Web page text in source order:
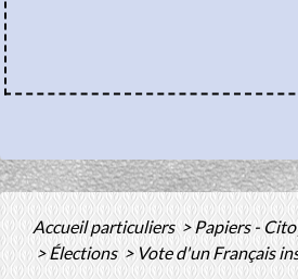
Accueil particuliers >Papiers -
>Élections > Vote d'un Français